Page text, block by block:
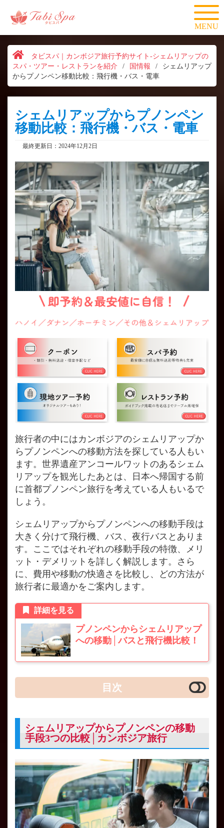
MENU
タビスパ｜カンボジア旅行予約サイト-シェムリアップの
スパ・ツアー・レストランを紹介
/ 国情報 /
シェムリアップ
からプノンペン移動比較：飛行機・バス・電車
シェムリアップからプノンペン
移動比較：飛行機・バス・電車
最終更新日：2024年12月2日
旅行者の中にはカンボジアのシェムリアップか
らプノンペンへの移動方法を探している人もい
ます。世界遺産アンコールワットのあるシェム
リアップを観光したあとは、日本へ帰国する前
に首都プノンペン旅行を考えている人もいるで
しょう。
シェムリアップからプノンペンへの移動手段は
大きく分けて飛行機、バス、夜行バスとありま
す。ここではそれぞれの移動手段の特徴、メリ
ット・デメリットを詳しく解説します。さら
に、費用や移動の快適さを比較し、どの方法が
旅行者に最適かをご案内します。
プノンペンからシェムリアップ
への移動│バスと飛行機比較！
詳細を見る
目次
シェムリアップからプノンペンの移動
手段3つの比較│カンボジア旅行